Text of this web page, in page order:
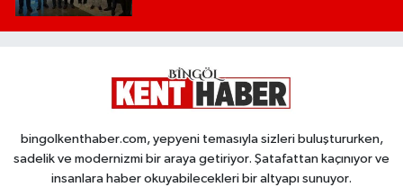
bingolkenthaber.com, yepyeni temasıyla sizleri buluştururken,
sadelik ve modernizmi bir araya getiriyor. Şatafattan kaçınıyor ve
insanlara haber okuyabilecekleri bir altyapı sunuyor.